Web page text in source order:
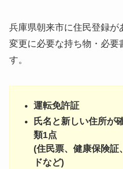
兵庫県朝来市に住民登録が
変更に必要な持ち物・必要
す。
運転免許証
氏名と新しい住所が
類1点
(住民票、健康保険証
ドなど)